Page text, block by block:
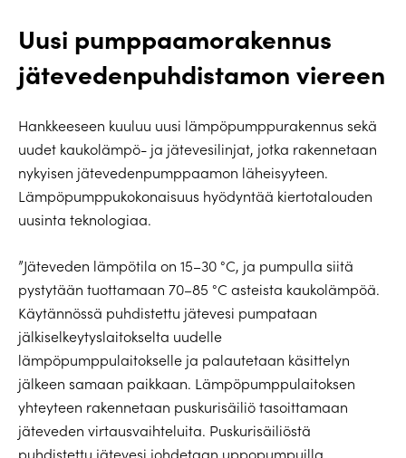
Uusi pumppaamorakennus
jätevedenpuhdistamon viereen
Hankkeeseen kuuluu uusi lämpöpumppurakennus sekä
uudet kaukolämpö- ja jätevesilinjat, jotka rakennetaan
nykyisen jätevedenpumppaamon läheisyyteen.
Lämpöpumppukokonaisuus hyödyntää kiertotalouden
uusinta teknologiaa.
”Jäteveden lämpötila on 15–30 °C, ja pumpulla siitä
pystytään tuottamaan 70–85 °C asteista kaukolämpöä.
Käytännössä puhdistettu jätevesi pumpataan
jälkiselkeytyslaitokselta uudelle
lämpöpumppulaitokselle ja palautetaan käsittelyn
jälkeen samaan paikkaan. Lämpöpumppulaitoksen
yhteyteen rakennetaan puskurisäiliö tasoittamaan
jäteveden virtausvaihteluita. Puskurisäiliöstä